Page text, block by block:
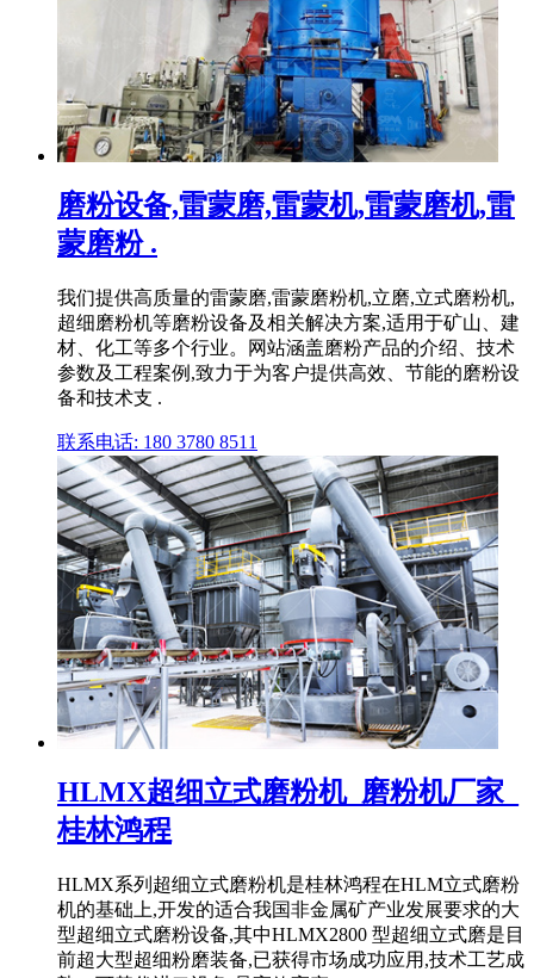
磨粉设备,雷蒙磨,雷蒙机,雷蒙磨机,雷
蒙磨粉 .
我们提供高质量的雷蒙磨,雷蒙磨粉机,立磨,立式磨粉机,
超细磨粉机等磨粉设备及相关解决方案,适用于矿山、建
材、化工等多个行业。网站涵盖磨粉产品的介绍、技术
参数及工程案例,致力于为客户提供高效、节能的磨粉设
备和技术支 .
联系电话: 180 3780 8511
HLMX超细立式磨粉机_磨粉机厂家_
桂林鸿程
HLMX系列超细立式磨粉机是桂林鸿程在HLM立式磨粉
机的基础上,开发的适合我国非金属矿产业发展要求的大
型超细立式磨粉设备,其中HLMX2800 型超细立式磨是目
前超大型超细粉磨装备,已获得市场成功应用,技术工艺成